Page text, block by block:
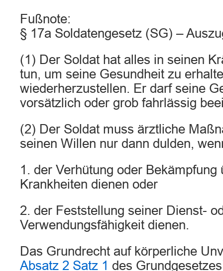
Fußnote:
§ 17a Soldatengesetz (SG) –
(1) Der Soldat hat alles in seinen
tun, um seine Gesundheit zu
wiederherzustellen. Er darf seine
vorsätzlich oder grob fahrlässig
(2) Der Soldat muss ärztliche
seinen Willen nur dann dulden,
1. der Verhütung oder Bekämpfung
Krankheiten dienen oder
2. der Feststellung seiner Dienst-
Verwendungsfähigkeit dienen.
Das Grundrecht auf körperliche
Absatz 2 Satz 1 des